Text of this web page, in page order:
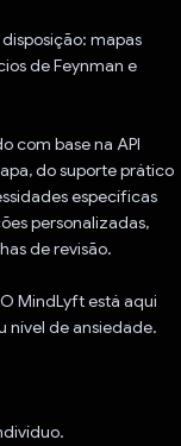
mapas
de Feynman e
com base na API
do suporte prático
específicas
personalizadas,
de revisão.
MindLyft está aqui
nível de ansiedade.